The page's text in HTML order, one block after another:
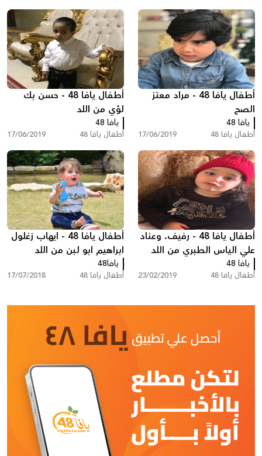
أطفال يافا 48 - مراد معتز
الصح
يافا 48
أطفال يافا 48 17/06/2019
أطفال يافا 48 - حسن بك
لؤي من اللد
يافا 48
أطفال يافا 48 17/06/2019
أطفال يافا 48 - رفيف. وعناد
علي الياس الطبري من اللد
يافا 48
أطفال يافا 48 23/02/2019
أطفال يافا 48 - ايهاب زغلول
ابراهيم ابو لبن من اللد
يافا48
أطفال يافا 48 17/07/2018